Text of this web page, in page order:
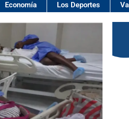
Economía Los Deportes